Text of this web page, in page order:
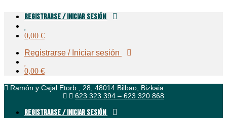
contenido
Registrarse / Iniciar sesión
0,00 €
Registrarse / Iniciar sesión
0,00 €
Ramón y Cajal Etorb., 28, 48014 Bilbao, Bizkaia
623 323 394 – 623 320 868
Registrarse / Iniciar sesión